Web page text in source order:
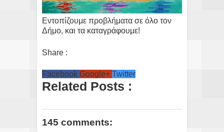
Εντοπίζουμε προβλήματα σε όλο τον
Δήμο, και τα καταγράφουμε!
Share :
Facebook Google+ Twitter
Related Posts :
145 comments: